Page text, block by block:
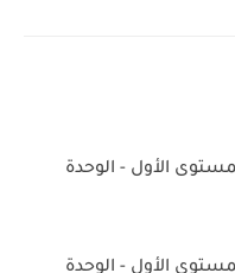
الأول - الوحدة
الأول - الوحدة